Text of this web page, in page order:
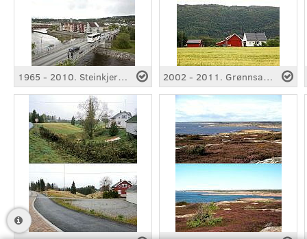
1965 - 2010. Steinkjerbrua, Steinkjer 2002 - 2011. Grønnsak til korn, Liknes